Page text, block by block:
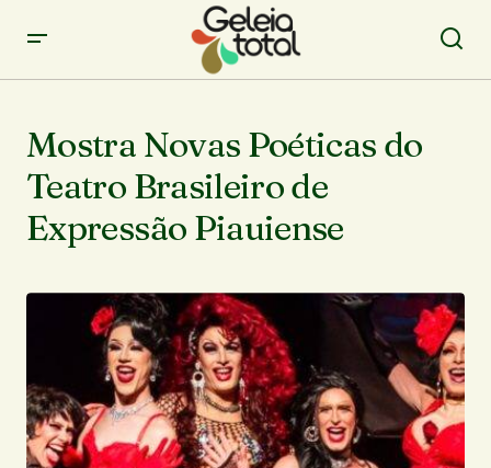
Mostra Novas Poéticas do
Teatro Brasileiro de
Expressão Piauiense